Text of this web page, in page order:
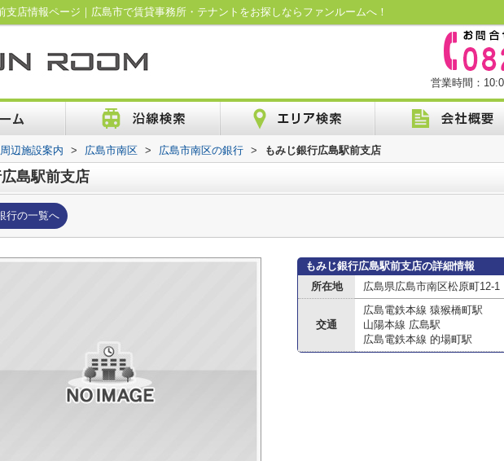
支店情報ページ｜広島市で賃貸事務所・テナントをお探しならファンルームへ！
営業時間：
周辺施設案内 > 広島市南区 > 広島市南区の銀行 > もみじ銀行広島駅前支店
島駅前支店
行の一覧へ
もみじ銀行広島駅前支店の詳細情報
所在地
広島県広島市南区松原町12-1
交通
広島電鉄本線 猿猴橋町駅
山陽本線 広島駅
広島電鉄本線 的場町駅